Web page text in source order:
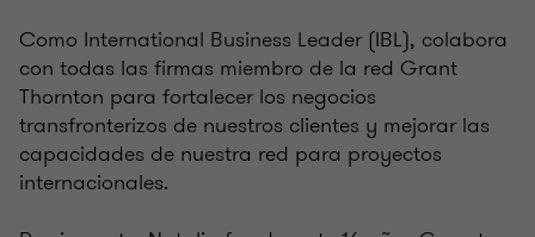
Como International Business Leader (IBL), colabora
con todas las firmas miembro de la red Grant
Thornton para fortalecer los negocios
transfronterizos de nuestros clientes y mejorar las
capacidades de nuestra red para proyectos
internacionales.